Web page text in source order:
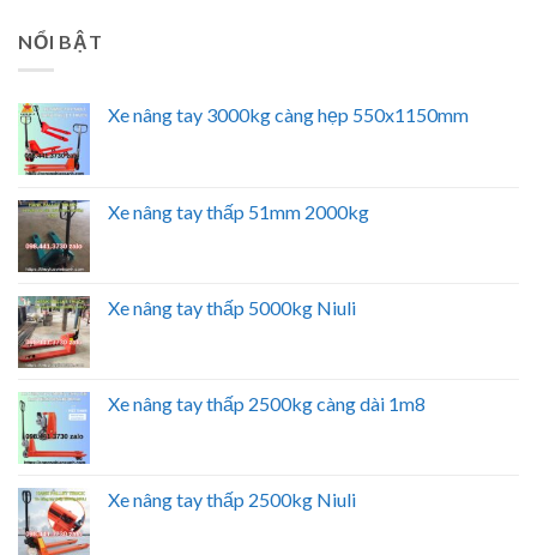
NỔI BẬT
Xe nâng tay 3000kg càng hẹp 550x1150mm
Xe nâng tay thấp 51mm 2000kg
Xe nâng tay thấp 5000kg Niuli
Xe nâng tay thấp 2500kg càng dài 1m8
Xe nâng tay thấp 2500kg Niuli